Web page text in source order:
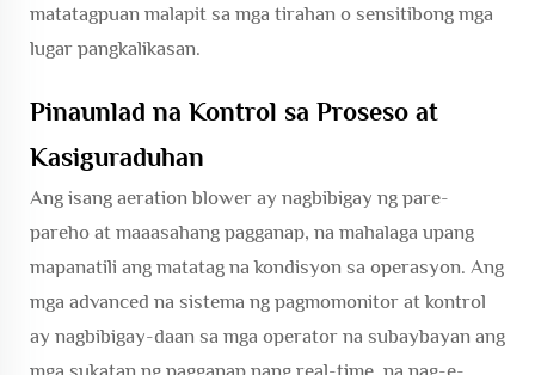
matatagpuan malapit sa mga tirahan o sensitibong mga
lugar pangkalikasan.
Pinaunlad na Kontrol sa Proseso at
Kasiguraduhan
Ang isang aeration blower ay nagbibigay ng pare-
pareho at maaasahang pagganap, na mahalaga upang
mapanatili ang matatag na kondisyon sa operasyon. Ang
mga advanced na sistema ng pagmomonitor at kontrol
ay nagbibigay-daan sa mga operator na subaybayan ang
mga sukatan ng pagganap nang real-time, na nag-e-